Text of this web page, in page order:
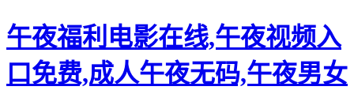
午夜福利电影在线,午夜视频入
口免费,成人午夜无码,午夜男女